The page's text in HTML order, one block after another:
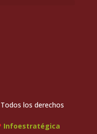
los derechos
Infoestratégica